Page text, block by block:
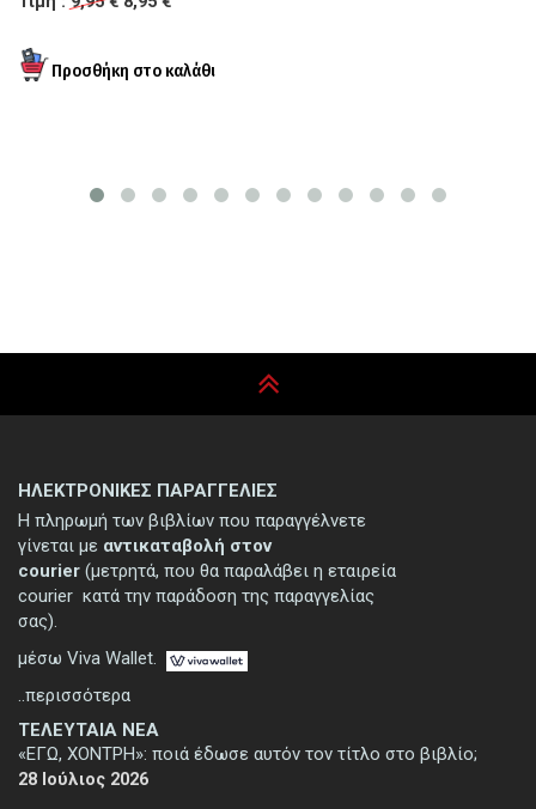
ΤΕΛΕΥΤΑΙΑ ΝΕΑ
«ΕΓΩ, ΧΟΝΤΡΗ»: ποιά έδωσε αυτόν τον τίτλο στο βιβλίο;
28 Ιούλιος 2026
ΗΛΕΚΤΡΟΝΙΚΕΣ ΠΑΡΑΓΓΕΛΙΕΣ
Η πληρωμή των βιβλίων που παραγγέλνετε
γίνεται με αντικαταβολή στον
courier (μετρητά, που θα παραλάβει η εταιρεία
courier κατά την παράδοση της παραγγελίας
σας).
μέσω Viva Wallet.
..περισσότερα